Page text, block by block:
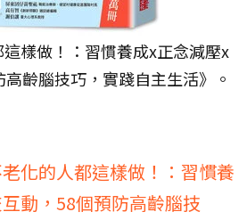
這樣做！：習慣養成x正念減壓x
齡腦技巧，實踐自主生活》。
化的人都這樣做！：習慣養
動，58個預防高齡腦技